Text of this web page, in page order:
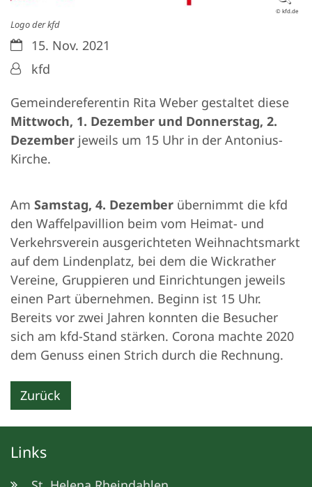
© kfd.de
Logo der kfd
Datum:15. Nov. 2021
Von:kfd
Gemeindereferentin Rita Weber gestaltet diese
Mittwoch, 1. Dezember und Donnerstag, 2.
Dezember jeweils um 15 Uhr in der Antonius-
Kirche.
Am Samstag, 4. Dezember übernimmt die kfd
den Waffelpavillion beim vom Heimat- und
Verkehrsverein ausgerichteten Weihnachtsmarkt
auf dem Lindenplatz, bei dem die Wickrather
Vereine, Gruppieren und Einrichtungen jeweils
einen Part übernehmen. Beginn ist 15 Uhr.
Bereits vor zwei Jahren konnten die Besucher
sich am kfd-Stand stärken. Corona machte 2020
dem Genuss einen Strich durch die Rechnung.
Zurück
Links